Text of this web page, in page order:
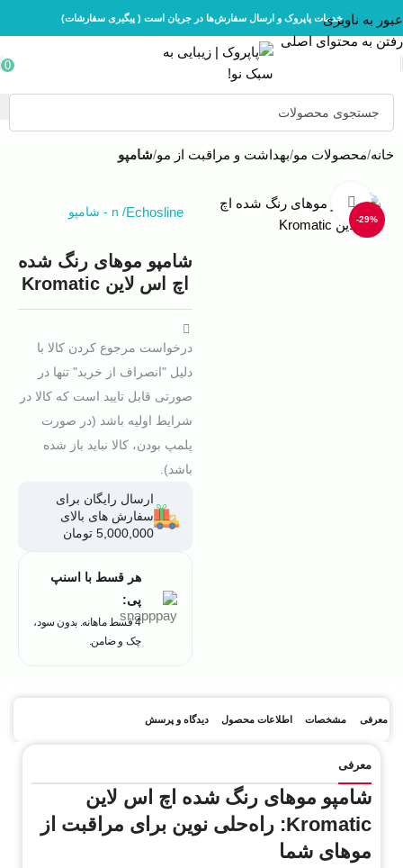
عبور به ناوبری
رفتن به محتوای اصلی
خدمات پاپروک و ارسال سفارش‌ها در جریان است ( پیگیری سفارشات)
0
خانه محصولات مو بهداشت و مراقبت از مو شامپو
-29%
بزرگنمایی تصویر
Echosline
/
n
- شامپو
شامپو موهای رنگ شده
اچ اس لاین Kromatic
درخواست مرجوع کردن کالا با
دلیل "انصراف از خرید" تنها در
صورتی قابل تایید است که کالا در
شرایط اولیه باشد (در صورت
پلمپ بودن، کالا نباید باز شده
باشد).
ارسال رایگان برای
سفارش های بالای
5,000,000 تومان
هر قسط با اسنپ
پی:
4 قسط ماهانه. بدون سود،
چک و ضامن.
معرفی مشخصات اطلاعات محصول دیدگاه و پرسش
معرفی
شامپو موهای رنگ شده اچ اس لاین
Kromatic: راه‌حلی نوین برای مراقبت از
موهای شما